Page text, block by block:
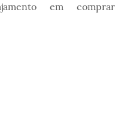
em comprar